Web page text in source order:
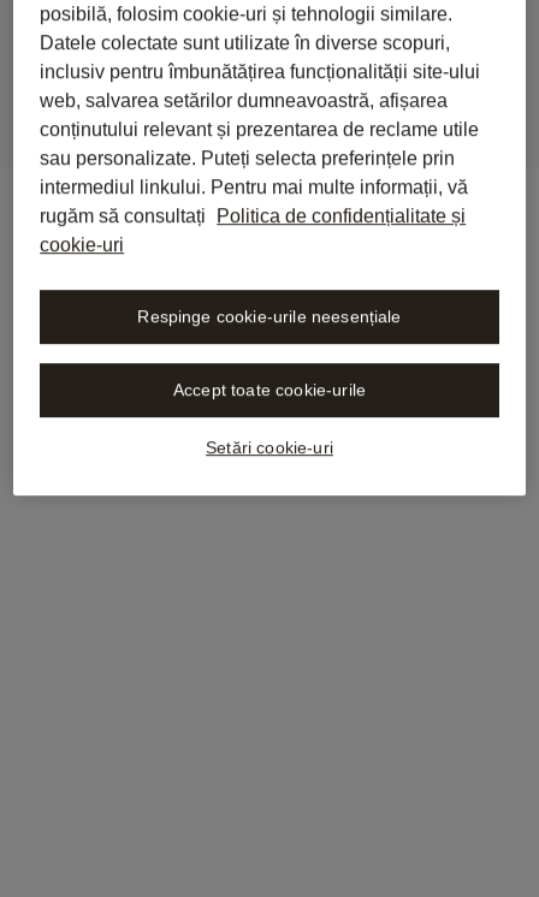
activității juridice
posibilă, folosim cookie-uri și tehnologii similare.
Datele colectate sunt utilizate în diverse scopuri,
inclusiv pentru îmbunătățirea funcționalității site-ului
web, salvarea setărilor dumneavoastră, afișarea
conținutului relevant și prezentarea de reclame utile
sau personalizate. Puteți selecta preferințele prin
intermediul linkului. Pentru mai multe informații, vă
rugăm să consultați
Politica de confidențialitate și
cookie-uri
Setări cookie-uri
Respinge cookie-urile neesențiale
Accept toate cookie-urile